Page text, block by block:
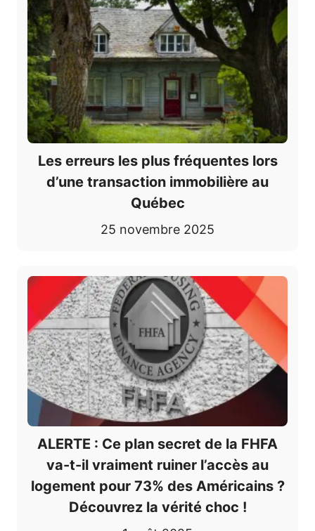
Les erreurs les plus fréquentes lors
d’une transaction immobilière au
Québec
25 novembre 2025
ALERTE : Ce plan secret de la FHFA
va-t-il vraiment ruiner l’accès au
logement pour 73% des Américains ?
Découvrez la vérité choc !